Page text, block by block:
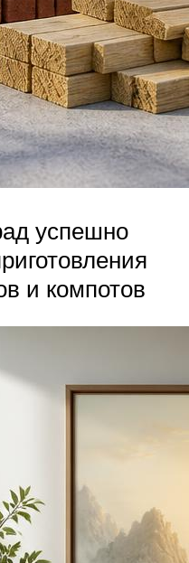
успешно
и компотов